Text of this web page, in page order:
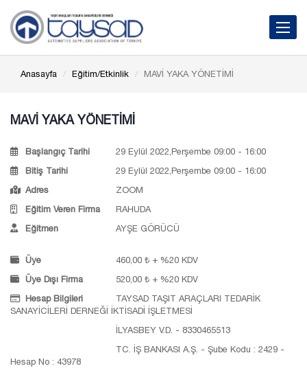
Toggle
Anasayfa Eğitim/Etkinlik MAVİ YAKA YÖNETİMİ
MAVİ YAKA YÖNETİMİ
Başlangıç Tarihi
29 Eylül 2022,Perşembe 09:00 - 16:00
Bitiş Tarihi
29 Eylül 2022,Perşembe 09:00 - 16:00
Adres
ZOOM
Eğitim Veren Firma
RAHUDA
Eğitmen
AYŞE GÖRÜCÜ
Üye
460,00 ₺ + %20 KDV
Üye Dışı Firma
520,00 ₺ + %20 KDV
Hesap Bilgileri
TAYSAD TAŞIT ARAÇLARI TEDARİK
SANAYİCİLERİ DERNEĞİ İKTİSADİ İŞLETMESİ
İLYASBEY V.D. - 8330465513
TC. İŞ BANKASI A.Ş. - Şube Kodu : 2429 -
Hesap No : 43978